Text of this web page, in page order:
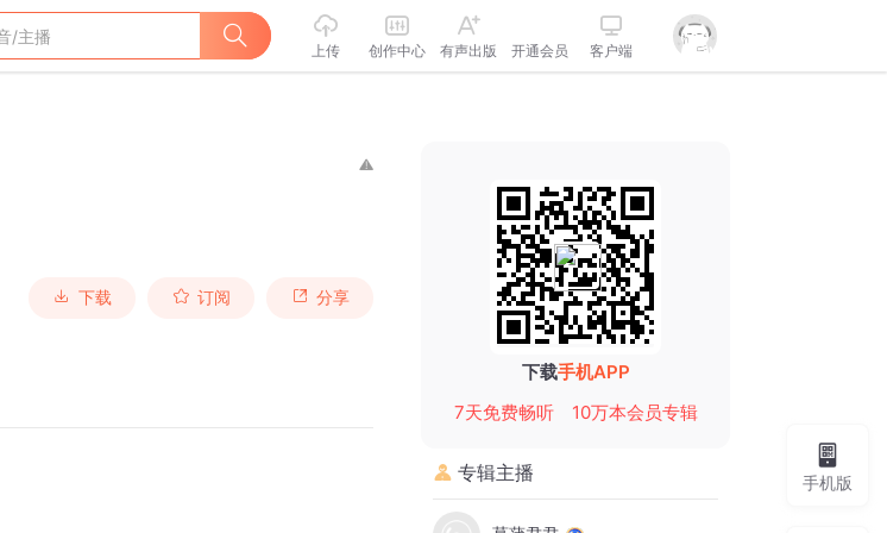
上传 创作中心 有声出版 开通会员 客户端
下载 订阅 分享
下载手机APP
7天免费畅听
10万本会员专辑
专辑主播 手机版